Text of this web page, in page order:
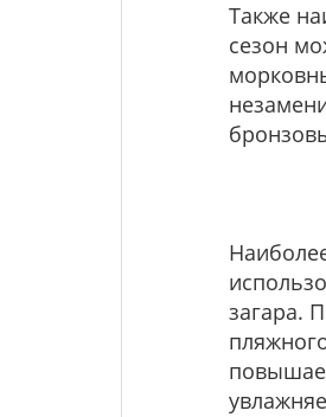
Также
сезон
загара.